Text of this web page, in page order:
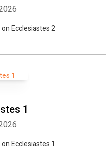
Ecclesiastes 2
1
Ecclesiastes 1